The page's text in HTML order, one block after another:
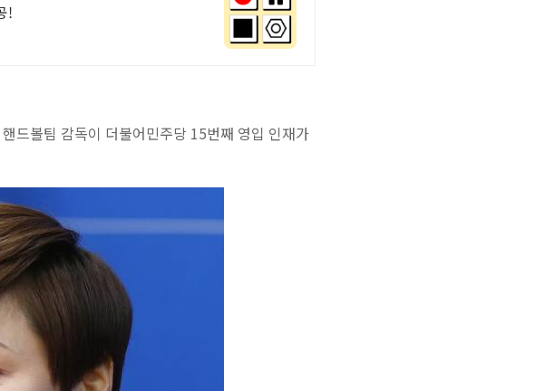
!
드볼팀 감독이 더불어민주당 15번째 영입 인재가